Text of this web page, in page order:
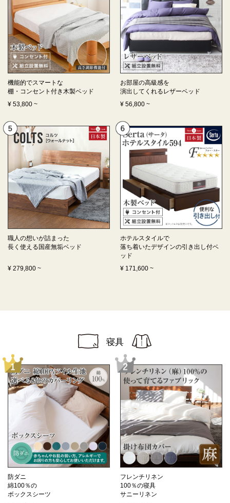
機能的でスマートな
棚・コンセント付き木製ベッド
¥ 53,800 ~
お部屋の高級感を
演出してくれるレザーベッド
¥ 56,800 ~
職人の想いが詰まった
長く使える 国産無垢ベッド
¥ 279,800 ~
ホテルスタイルで
落ち着いたデザインの引き出し付ベ
ッド
¥ 171,600 ~
寝具
防ダニ
綿100％の
ボックスシーツ
フレンチリネン
100％の寝具
サニーリネン